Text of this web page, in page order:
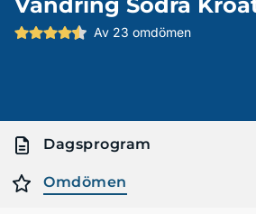
Av 23 omdömen
Dagsprogram
Omdömen